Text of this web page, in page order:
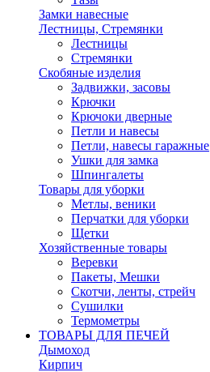
Замки навесные
Лестницы, Стремянки
Лестницы
Стремянки
Скобяные изделия
Задвижки, засовы
Крючки
Крючоки дверные
Петли и навесы
Петли, навесы гаражные
Ушки для замка
Шпингалеты
Товары для уборки
Метлы, веники
Перчатки для уборки
Щетки
Хозяйственные товары
Веревки
Пакеты, Мешки
Скотчи, ленты, стрейч
Сушилки
Термометры
ТОВАРЫ ДЛЯ ПЕЧЕЙ
Дымоход
Кирпич